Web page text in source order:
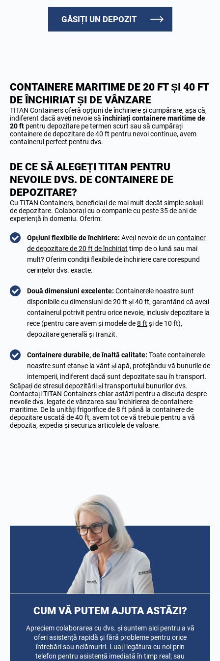
GĂSIȚI UN DEPOZIT
CONTAINERE MARITIME DE 20 FT ȘI 40 FT
DE ÎNCHIRIAT ȘI DE VÂNZARE
TITAN Containers oferă opțiuni de închiriere și cumpărare, așa că,
indiferent dacă aveți nevoie săînchiriați containere maritime de
20 ft pentru depozitare pe termen scurt sau să cumpărați
containere de depozitare de 40 ft pentru nevoi continue, avem
containerul perfect pentru dvs.
DE CE SĂ ALEGEȚI TITAN PENTRU
NEVOILE DVS. DE CONTAINERE DE
DEPOZITARE?
Cu TITAN Containers, beneficiați de mai mult decât simple soluții
de depozitare. Colaborați cu o companie cu peste 35 de ani de
experiență în domeniu. Oferim:
Opțiuni flexibile de închiriere: Aveți nevoie de un container
de depozitare de 20 ft de închiriat timp de o lună sau mai
mult? Oferim condiții flexibile de închiriere care corespund
cerințelor dvs. exacte.
Două dimensiuni excelente: Containerele noastre sunt
disponibile cu dimensiuni de 20 ft și 40 ft, garantând că aveți
containerul potrivit pentru orice nevoie, inclusiv depozitare la
rece (pentru care avem și modele de8 ft și de 10 ft),
depozitare generală și tranzit.
Containere durabile, de înaltă calitate: Toate containerele
noastre sunt etanșe la vânt și apă, protejându-vă bunurile de
intemperii, indiferent dacă sunt depozitate sau în transport.
Scăpați de stresul depozitării și transportului bunurilor dvs.
Contactați TITAN Containers chiar astăzi pentru a discuta despre
nevoile dvs. legate de vânzarea sau închirierea de containere
maritime. De la unități frigorifice de 8 ft până la containere de
depozitare uscată de 40 ft, avem tot ce vă trebuie pentru a vă
depozita, expedia și securiza articolele de valoare.
CUM VĂ PUTEM AJUTA ASTĂZI?
Apreciem colaborarea cu dvs. și suntem aici pentru a vă
oferi asistență rapidă și fără probleme pentru orice
întrebări sau nelămuriri. Luați legătura cu noi prin
telefon pentru asistență imediată în timp real; sau